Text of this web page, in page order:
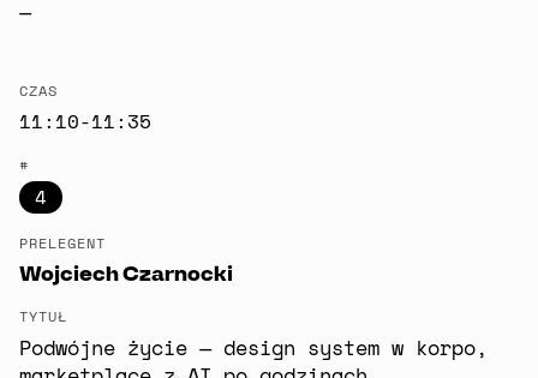
—
CZAS
11:10-11:35
#
4
PRELEGENT
Wojciech Czarnocki
TYTUŁ
Podwójne życie — design system w korpo,